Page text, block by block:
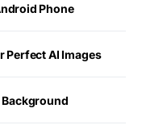
Phone
Perfect AI Images